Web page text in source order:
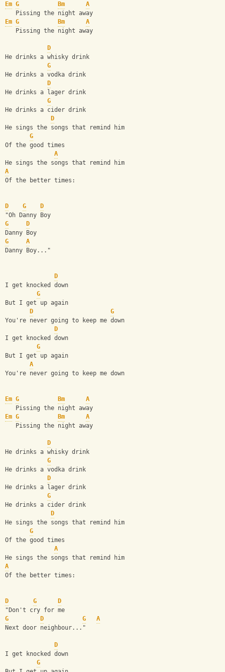
Em G Bm
A
   Pissing the night away
Em G Bm
A
   Pissing the night away
D
He drinks a whisky drink
G
He drinks a vodka drink
D
He drinks a lager drink
G
He drinks a cider drink
D
He sings the songs that remind him
G
Of the good times
A
He sings the songs that remind him
A
Of the better times:
D G
D
"Oh Danny Boy
G
D
Danny Boy
G
A
Danny Boy..."
D
I get knocked down
G
But I get up again
D
G
You're never going to keep me down
D
I get knocked down
G
But I get up again
A
You're never going to keep me down
Em G Bm
A
   Pissing the night away
Em G Bm
A
   Pissing the night away
D
He drinks a whisky drink
G
He drinks a vodka drink
D
He drinks a lager drink
G
He drinks a cider drink
D
He sings the songs that remind him
G
Of the good times
A
He sings the songs that remind him
A
Of the better times:
D G
D
"Don't cry for me
G
D G
A
Next door neighbour..."
D
I get knocked down
G